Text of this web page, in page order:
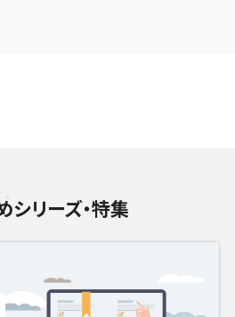
シリーズ・特集